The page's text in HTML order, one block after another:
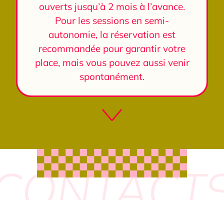
ouverts jusqu’à 2 mois à l’avance.
Pour les sessions en semi-
autonomie, la réservation est
recommandée pour garantir votre
place, mais vous pouvez aussi venir
spontanément.